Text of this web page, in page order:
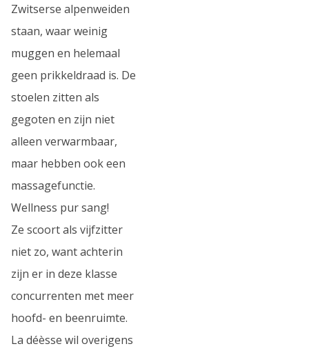
Zwitserse alpenweiden
staan, waar weinig
muggen en helemaal
geen prikkeldraad is. De
stoelen zitten als
gegoten en zijn niet
alleen verwarmbaar,
maar hebben ook een
massagefunctie.
Wellness pur sang!
Ze scoort als vijfzitter
niet zo, want achterin
zijn er in deze klasse
concurrenten met meer
hoofd- en beenruimte.
La déèsse wil overigens